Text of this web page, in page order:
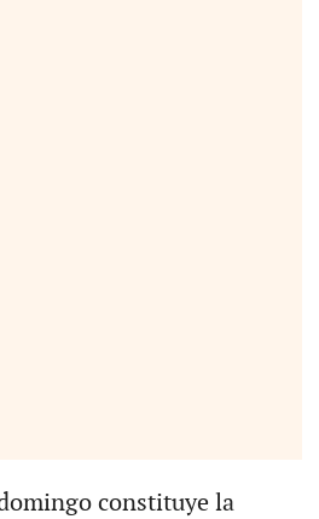
constituye la